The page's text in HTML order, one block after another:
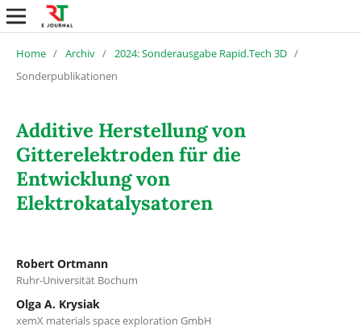
Home / Archiv / 2024: Sonderausgabe Rapid.Tech 3D /
Sonderpublikationen
Additive Herstellung von
Gitterelektroden für die
Entwicklung von
Elektrokatalysatoren
Robert Ortmann
Ruhr-Universität Bochum
Olga A. Krysiak
xemX materials space exploration GmbH